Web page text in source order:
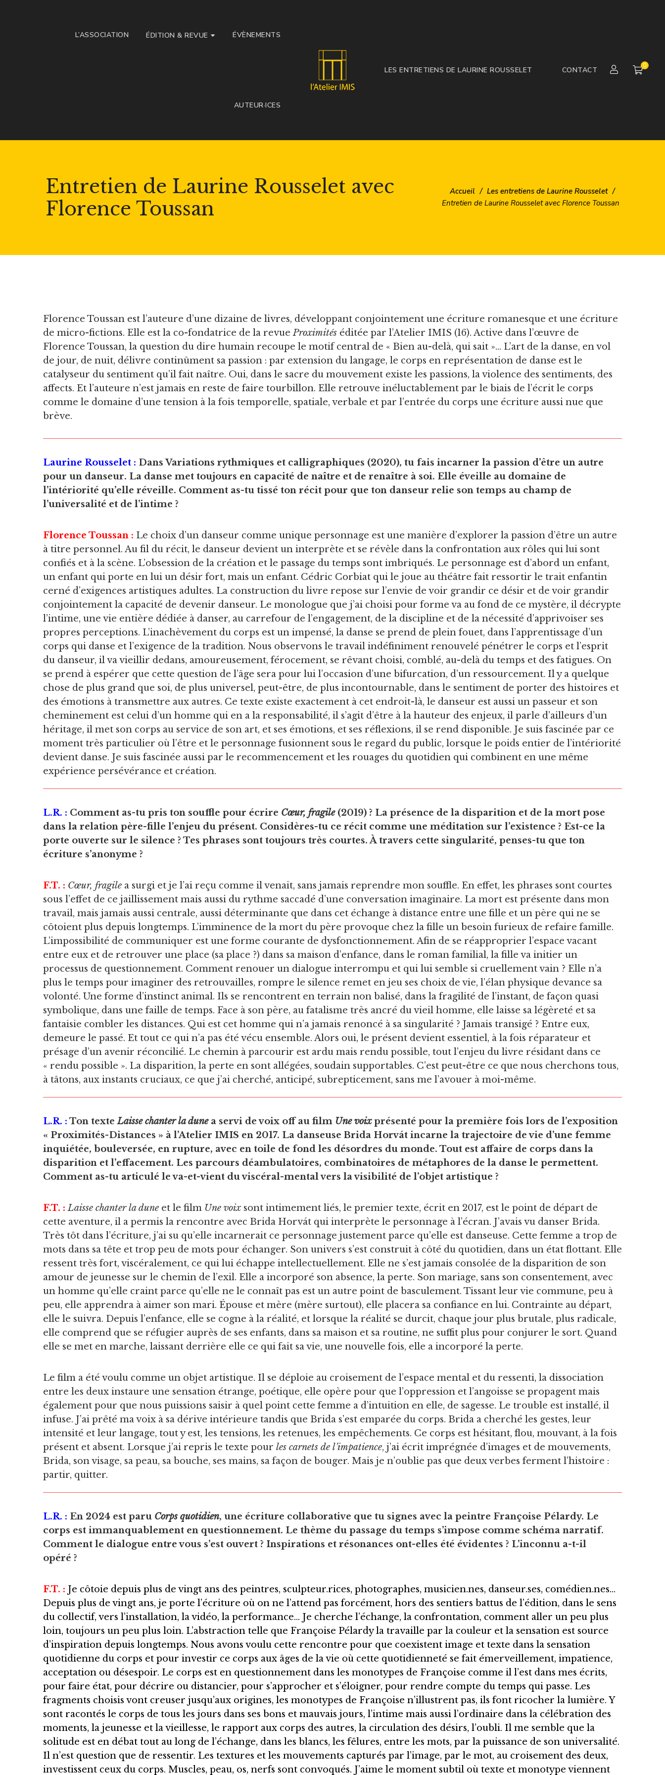
L’ASSOCIATION ÉDITION & REVUE ÉVÈNEMENTS
AUTEUR·ICES
LES ENTRETIENS DE LAURINE ROUSSELET CONTACT 0
Entretien de Laurine Rousselet avec
Florence Toussan
Accueil / Les entretiens de Laurine Rousselet /
Entretien de Laurine Rousselet avec Florence Toussan
Florence Toussan est l’auteure d’une dizaine de livres, développant conjointement une écriture romanesque et une écriture
de micro-fictions. Elle est la co-fondatrice de la revueProximités éditée par l’Atelier IMIS (16). Active dans l’œuvre de
Florence Toussan, la question du dire humain recoupe le motif central de « Bien au-delà, qui sait »… L’art de la danse, en vol
de jour, de nuit, délivre continûment sa passion : par extension du langage, le corps en représentation de danse est le
catalyseur du sentiment qu’il fait naître. Oui, dans le sacre du mouvement existe les passions, la violence des sentiments, des
affects. Et l’auteure n’est jamais en reste de faire tourbillon. Elle retrouve inéluctablement par le biais de l’écrit le corps
comme le domaine d’une tension à la fois temporelle, spatiale, verbale et par l’entrée du corps une écriture aussi nue que
brève.
Laurine Rousselet : Dans Variations rythmiques et calligraphiques (2020), tu fais incarner la passion d’être un autre
pour un danseur. La danse met toujours en capacité de naître et de renaître à soi. Elle éveille au domaine de
l’intériorité qu’elle réveille. Comment as-tu tissé ton récit pour que ton danseur relie son temps au champ de
l’universalité et de l’intime ?
Florence Toussan : Le choix d’un danseur comme unique personnage est une manière d’explorer la passion d’être un autre
à titre personnel. Au fil du récit, le danseur devient un interprète et se révèle dans la confrontation aux rôles qui lui sont
confiés et à la scène. L’obsession de la création et le passage du temps sont imbriqués. Le personnage est d’abord un enfant,
un enfant qui porte en lui un désir fort, mais un enfant. Cédric Corbiat qui le joue au théâtre fait ressortir le trait enfantin
cerné d’exigences artistiques adultes. La construction du livre repose sur l’envie de voir grandir ce désir et de voir grandir
conjointement la capacité de devenir danseur. Le monologue que j’ai choisi pour forme va au fond de ce mystère, il décrypte
l’intime, une vie entière dédiée à danser, au carrefour de l’engagement, de la discipline et de la nécessité d’apprivoiser ses
propres perceptions. L’inachèvement du corps est un impensé, la danse se prend de plein fouet, dans l’apprentissage d’un
corps qui danse et l’exigence de la tradition. Nous observons le travail indéfiniment renouvelé pénétrer le corps et l’esprit
du danseur, il va vieillir dedans, amoureusement, férocement, se rêvant choisi, comblé, au-delà du temps et des fatigues. On
se prend à espérer que cette question de l’âge sera pour lui l’occasion d’une bifurcation, d’un ressourcement. Il y a quelque
chose de plus grand que soi, de plus universel, peut-être, de plus incontournable, dans le sentiment de porter des histoires et
des émotions à transmettre aux autres. Ce texte existe exactement à cet endroit-là, le danseur est aussi un passeur et son
cheminement est celui d’un homme qui en a la responsabilité, il s’agit d’être à la hauteur des enjeux, il parle d’ailleurs d’un
héritage, il met son corps au service de son art, et ses émotions, et ses réflexions, il se rend disponible. Je suis fascinée par ce
moment très particulier où l’être et le personnage fusionnent sous le regard du public, lorsque le poids entier de l’intériorité
devient danse. Je suis fascinée aussi par le recommencement et les rouages du quotidien qui combinent en une même
expérience persévérance et création.
L.R. : Comment as-tu pris ton souffle pour écrire Cœur, fragile (2019) ? La présence de la disparition et de la mort pose
dans la relation père-fille l’enjeu du présent. Considères-tu ce récit comme une méditation sur l’existence ? Est-ce la
porte ouverte sur le silence ? Tes phrases sont toujours très courtes. À travers cette singularité, penses-tu que ton
écriture s’anonyme ?
F.T. : Cœur, fragile a surgi et je l’ai reçu comme il venait, sans jamais reprendre mon souffle. En effet, les phrases sont courtes
sous l’effet de ce jaillissement mais aussi du rythme saccadé d’une conversation imaginaire. La mort est présente dans mon
travail, mais jamais aussi centrale, aussi déterminante que dans cet échange à distance entre une fille et un père qui ne se
côtoient plus depuis longtemps. L’imminence de la mort du père provoque chez la fille un besoin furieux de refaire famille.
L’impossibilité de communiquer est une forme courante de dysfonctionnement. Afin de se réapproprier l’espace vacant
entre eux et de retrouver une place (sa place ?) dans sa maison d’enfance, dans le roman familial, la fille va initier un
processus de questionnement. Comment renouer un dialogue interrompu et qui lui semble si cruellement vain ? Elle n’a
plus le temps pour imaginer des retrouvailles, rompre le silence remet en jeu ses choix de vie, l’élan physique devance sa
volonté. Une forme d’instinct animal. Ils se rencontrent en terrain non balisé, dans la fragilité de l’instant, de façon quasi
symbolique, dans une faille de temps. Face à son père, au fatalisme très ancré du vieil homme, elle laisse sa légèreté et sa
fantaisie combler les distances. Qui est cet homme qui n’a jamais renoncé à sa singularité ? Jamais transigé ? Entre eux,
demeure le passé. Et tout ce qui n’a pas été vécu ensemble. Alors oui, le présent devient essentiel, à la fois réparateur et
présage d’un avenir réconcilié. Le chemin à parcourir est ardu mais rendu possible, tout l’enjeu du livre résidant dans ce
« rendu possible ». La disparition, la perte en sont allégées, soudain supportables. C’est peut-être ce que nous cherchons tous,
à tâtons, aux instants cruciaux, ce que j’ai cherché, anticipé, subrepticement, sans me l’avouer à moi-même.
L.R. : Ton texteLaisse chanter la dunea servi de voix off au film Une voixprésenté pour la première fois lors de l’exposition
« Proximités-Distances » à l’Atelier IMIS en 2017. La danseuse Brida Horvát incarne la trajectoire de vie d’une femme
inquiétée, bouleversée, en rupture, avec en toile de fond les désordres du monde. Tout est affaire de corps dans la
disparition et l’effacement. Les parcours déambulatoires, combinatoires de métaphores de la danse le permettent.
Comment as-tu articulé le va-et-vient du viscéral-mental vers la visibilité de l’objet artistique ?
F.T. : Laisse chanter la dune et le film Une voixsont intimement liés, le premier texte, écrit en 2017, est le point de départ de
cette aventure, il a permis la rencontre avec Brida Horvát qui interprète le personnage à l’écran. J’avais vu danser Brida.
Très tôt dans l’écriture, j’ai su qu’elle incarnerait ce personnage justement parce qu’elle est danseuse. Cette femme a trop de
mots dans sa tête et trop peu de mots pour échanger. Son univers s’est construit à côté du quotidien, dans un état flottant. Elle
ressent très fort, viscéralement, ce qui lui échappe intellectuellement. Elle ne s’est jamais consolée de la disparition de son
amour de jeunesse sur le chemin de l’exil. Elle a incorporé son absence, la perte. Son mariage, sans son consentement, avec
un homme qu’elle craint parce qu’elle ne le connaît pas est un autre point de basculement. Tissant leur vie commune, peu à
peu, elle apprendra à aimer son mari. Épouse et mère (mère surtout), elle placera sa confiance en lui. Contrainte au départ,
elle le suivra. Depuis l’enfance, elle se cogne à la réalité, et lorsque la réalité se durcit, chaque jour plus brutale, plus radicale,
elle comprend que se réfugier auprès de ses enfants, dans sa maison et sa routine, ne suffit plus pour conjurer le sort. Quand
elle se met en marche, laissant derrière elle ce qui fait sa vie, une nouvelle fois, elle a incorporé la perte.
Le film a été voulu comme un objet artistique. Il se déploie au croisement de l’espace mental et du ressenti, la dissociation
entre les deux instaure une sensation étrange, poétique, elle opère pour que l’oppression et l’angoisse se propagent mais
également pour que nous puissions saisir à quel point cette femme a d’intuition en elle, de sagesse. Le trouble est installé, il
infuse. J’ai prêté ma voix à sa dérive intérieure tandis que Brida s’est emparée du corps. Brida a cherché les gestes, leur
intensité et leur langage, tout y est, les tensions, les retenues, les empêchements. Ce corps est hésitant, flou, mouvant, à la fois
présent et absent. Lorsque j’ai repris le texte pour les carnets de l’impatience, j’ai écrit imprégnée d’images et de mouvements,
Brida, son visage, sa peau, sa bouche, ses mains, sa façon de bouger. Mais je n’oublie pas que deux verbes ferment l’histoire :
partir, quitter.
L.R. : En 2024 est paru Corps quotidien, une écriture collaborative que tu signes avec la peintre Françoise Pélardy. Le
corps est immanquablement en questionnement. Le thème du passage du temps s’impose comme schéma narratif.
Comment le dialogue entre vous s’est ouvert ? Inspirations et résonances ont-elles été évidentes ? L’inconnu a-t-il
opéré ?
F.T. : Je côtoie depuis plus de vingt ans des peintres, sculpteur.rices, photographes, musicien.nes, danseur.ses, comédien.nes…
Depuis plus de vingt ans, je porte l’écriture où on ne l’attend pas forcément, hors des sentiers battus de l’édition, dans le sens
du collectif, vers l’installation, la vidéo, la performance… Je cherche l’échange, la confrontation, comment aller un peu plus
loin, toujours un peu plus loin. L’abstraction telle que Françoise Pélardy la travaille par la couleur et la sensation est source
d’inspiration depuis longtemps. Nous avons voulu cette rencontre pour que coexistent image et texte dans la sensation
quotidienne du corps et pour investir ce corps aux âges de la vie où cette quotidienneté se fait émerveillement, impatience,
acceptation ou désespoir. Le corps est en questionnement dans les monotypes de Françoise comme il l’est dans mes écrits,
pour faire état, pour décrire ou distancier, pour s’approcher et s’éloigner, pour rendre compte du temps qui passe. Les
fragments choisis vont creuser jusqu’aux origines, les monotypes de Françoise n’illustrent pas, ils font ricocher la lumière. Y
sont racontés le corps de tous les jours dans ses bons et mauvais jours, l’intime mais aussi l’ordinaire dans la célébration des
moments, la jeunesse et la vieillesse, le rapport aux corps des autres, la circulation des désirs, l’oubli. Il me semble que la
solitude est en débat tout au long de l’échange, dans les blancs, les fêlures, entre les mots, par la puissance de son universalité.
Il n’est question que de ressentir. Les textures et les mouvements capturés par l’image, par le mot, au croisement des deux,
investissent ceux du corps. Muscles, peau, os, nerfs sont convoqués. J’aime le moment subtil où texte et monotype viennent